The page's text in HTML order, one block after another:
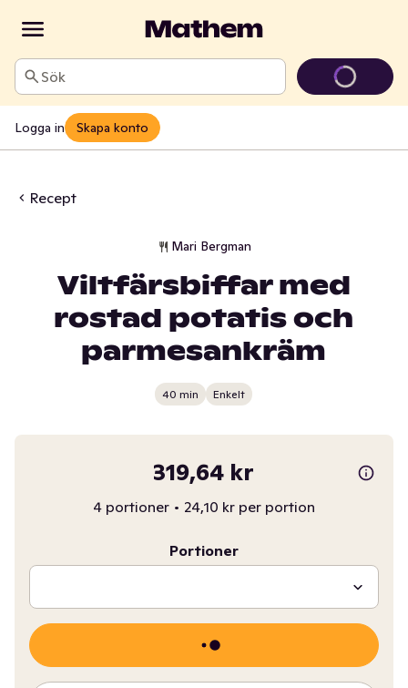
Sök
Logga in Skapa konto
Recept
Mari Bergman
Viltfärsbiffar med
rostad potatis och
parmesankräm
40 min Enkelt
319,64 kr
4 portioner • 24,10 kr per portion
Portioner